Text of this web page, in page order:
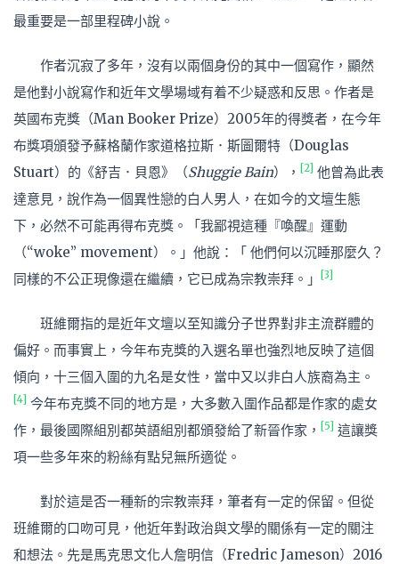
最重要是一部里程碑小說。
作者沉寂了多年，沒有以兩個身份的其中一個寫作，顯然
是他對小說寫作和近年文學場域有着不少疑惑和反思。作者是
英國布克獎（Man Booker Prize）2005年的得獎者，在今年
布獎項頒發予蘇格蘭作家道格拉斯．斯圖爾特（Douglas
Stuart）的《舒吉．貝恩》（Shuggie Bain）， [2] 他曾為此表
達意見，說作為一個異性戀的白人男人，在如今的文壇生態
下，必然不可能再得布克獎。「我鄙視這種『喚醒』運動
（“woke” movement）。」他說：「 他們何以沉睡那麼久？
同樣的不公正現像還在繼續，它已成為宗教崇拜。」
[3]
班維爾指的是近年文壇以至知識分子世界對非主流群體的
偏好。而事實上，今年布克獎的入選名單也強烈地反映了這個
傾向，十三個入圍的九名是女性，當中又以非白人族裔為主。
[4] 今年布克獎不同的地方是，大多數入圍作品都是作家的處女
作，最後國際組別都英語組別都頒發給了新晉作家，
[5]
這讓獎
項一些多年來的粉絲有點兒無所適從。
對於這是否一種新的宗教崇拜，筆者有一定的保留。但從
班維爾的口吻可見，他近年對政治與文學的關係有一定的關注
和想法。先是馬克思文化人詹明信（Fredric Jameson）2016